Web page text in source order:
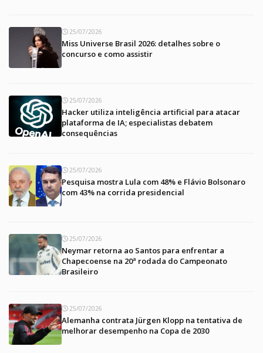
25/07/2026
Miss Universe Brasil 2026: detalhes sobre o
concurso e como assistir
25/07/2026
Hacker utiliza inteligência artificial para atacar
plataforma de IA; especialistas debatem
consequências
25/07/2026
Pesquisa mostra Lula com 48% e Flávio Bolsonaro
com 43% na corrida presidencial
25/07/2026
Neymar retorna ao Santos para enfrentar a
Chapecoense na 20ª rodada do Campeonato
Brasileiro
25/07/2026
Alemanha contrata Jürgen Klopp na tentativa de
melhorar desempenho na Copa de 2030